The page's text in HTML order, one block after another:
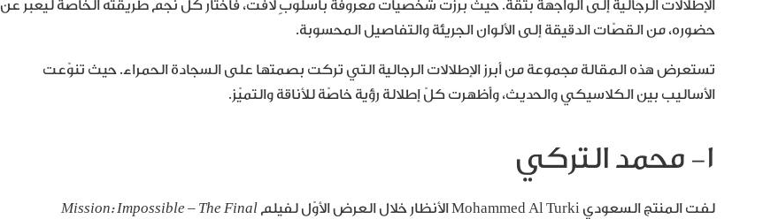
الإطلالات الرجاليّة إلى الواجهة بثقة. حيث برزت شخصيات معروفة بأسلوبٍ لافت، فاختار كلّ نجم طريقته الخاصّة ليُعبّر عن
حضوره، من القصّات الدقيقة إلى الألوان الجريئة والتفاصيل المحسوبة.
تستعرض هذه المقالة مجموعة من أبرز الإطلالات الرجالية التي تركت بصمتها على السجادة الحمراء. حيث تنوّعت
الأساليب بين الكلاسيكي والحديث، وأظهرت كلّ إطلالة رؤية خاصّة للأناقة والتميّز.
١- محمد التركي
لفت المنتج السعودي Mohammed Al Turki الأنظار خلال العرض الأوّل لفيلم
Mission: Impossible – The Final